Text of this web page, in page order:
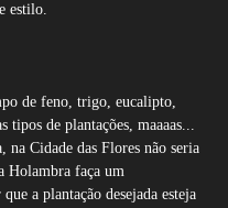
estilo.
de feno, trigo, eucalipto,
tipos de plantações, maaaas...
na Cidade das Flores não seria
Holambra faça um
a plantação desejada esteja